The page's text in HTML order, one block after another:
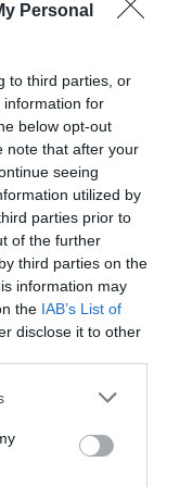
Personal
to third parties, or
information for
below opt-out
note that after your
seeing
utilized by
parties prior to
of the further
third parties on the
information may
the IAB’s List of
disclose it to other
kierunki
perełki
na Starym
miast na
Czarnego,
splata się z
kroku. Jego
na
jest
Grecji po
narodowe.
w Sozopolu:
uliczkach i
Starego
Ten
na spacer po
wśród unikalnych
planujemy
Sozopola w
i